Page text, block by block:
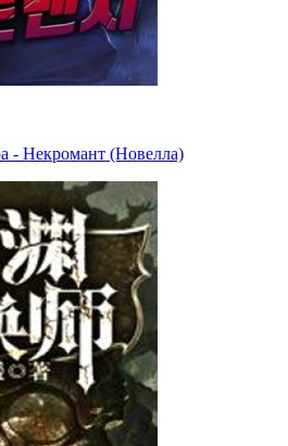
- Некромант (Новелла)